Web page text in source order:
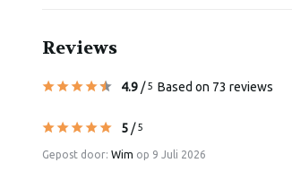
Reviews
4.9 /5 Based on 73 reviews
5 /5
Gepost door: Wim op 9 Juli 2026